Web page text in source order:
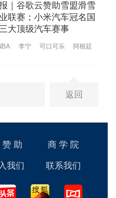
｜谷歌云赞助雪盟滑雪
联赛；小米汽车冠名国
大顶级汽车赛事
李宁 可口可乐
阿根廷
返回
赞 助
我们
商 学 院
联系我们